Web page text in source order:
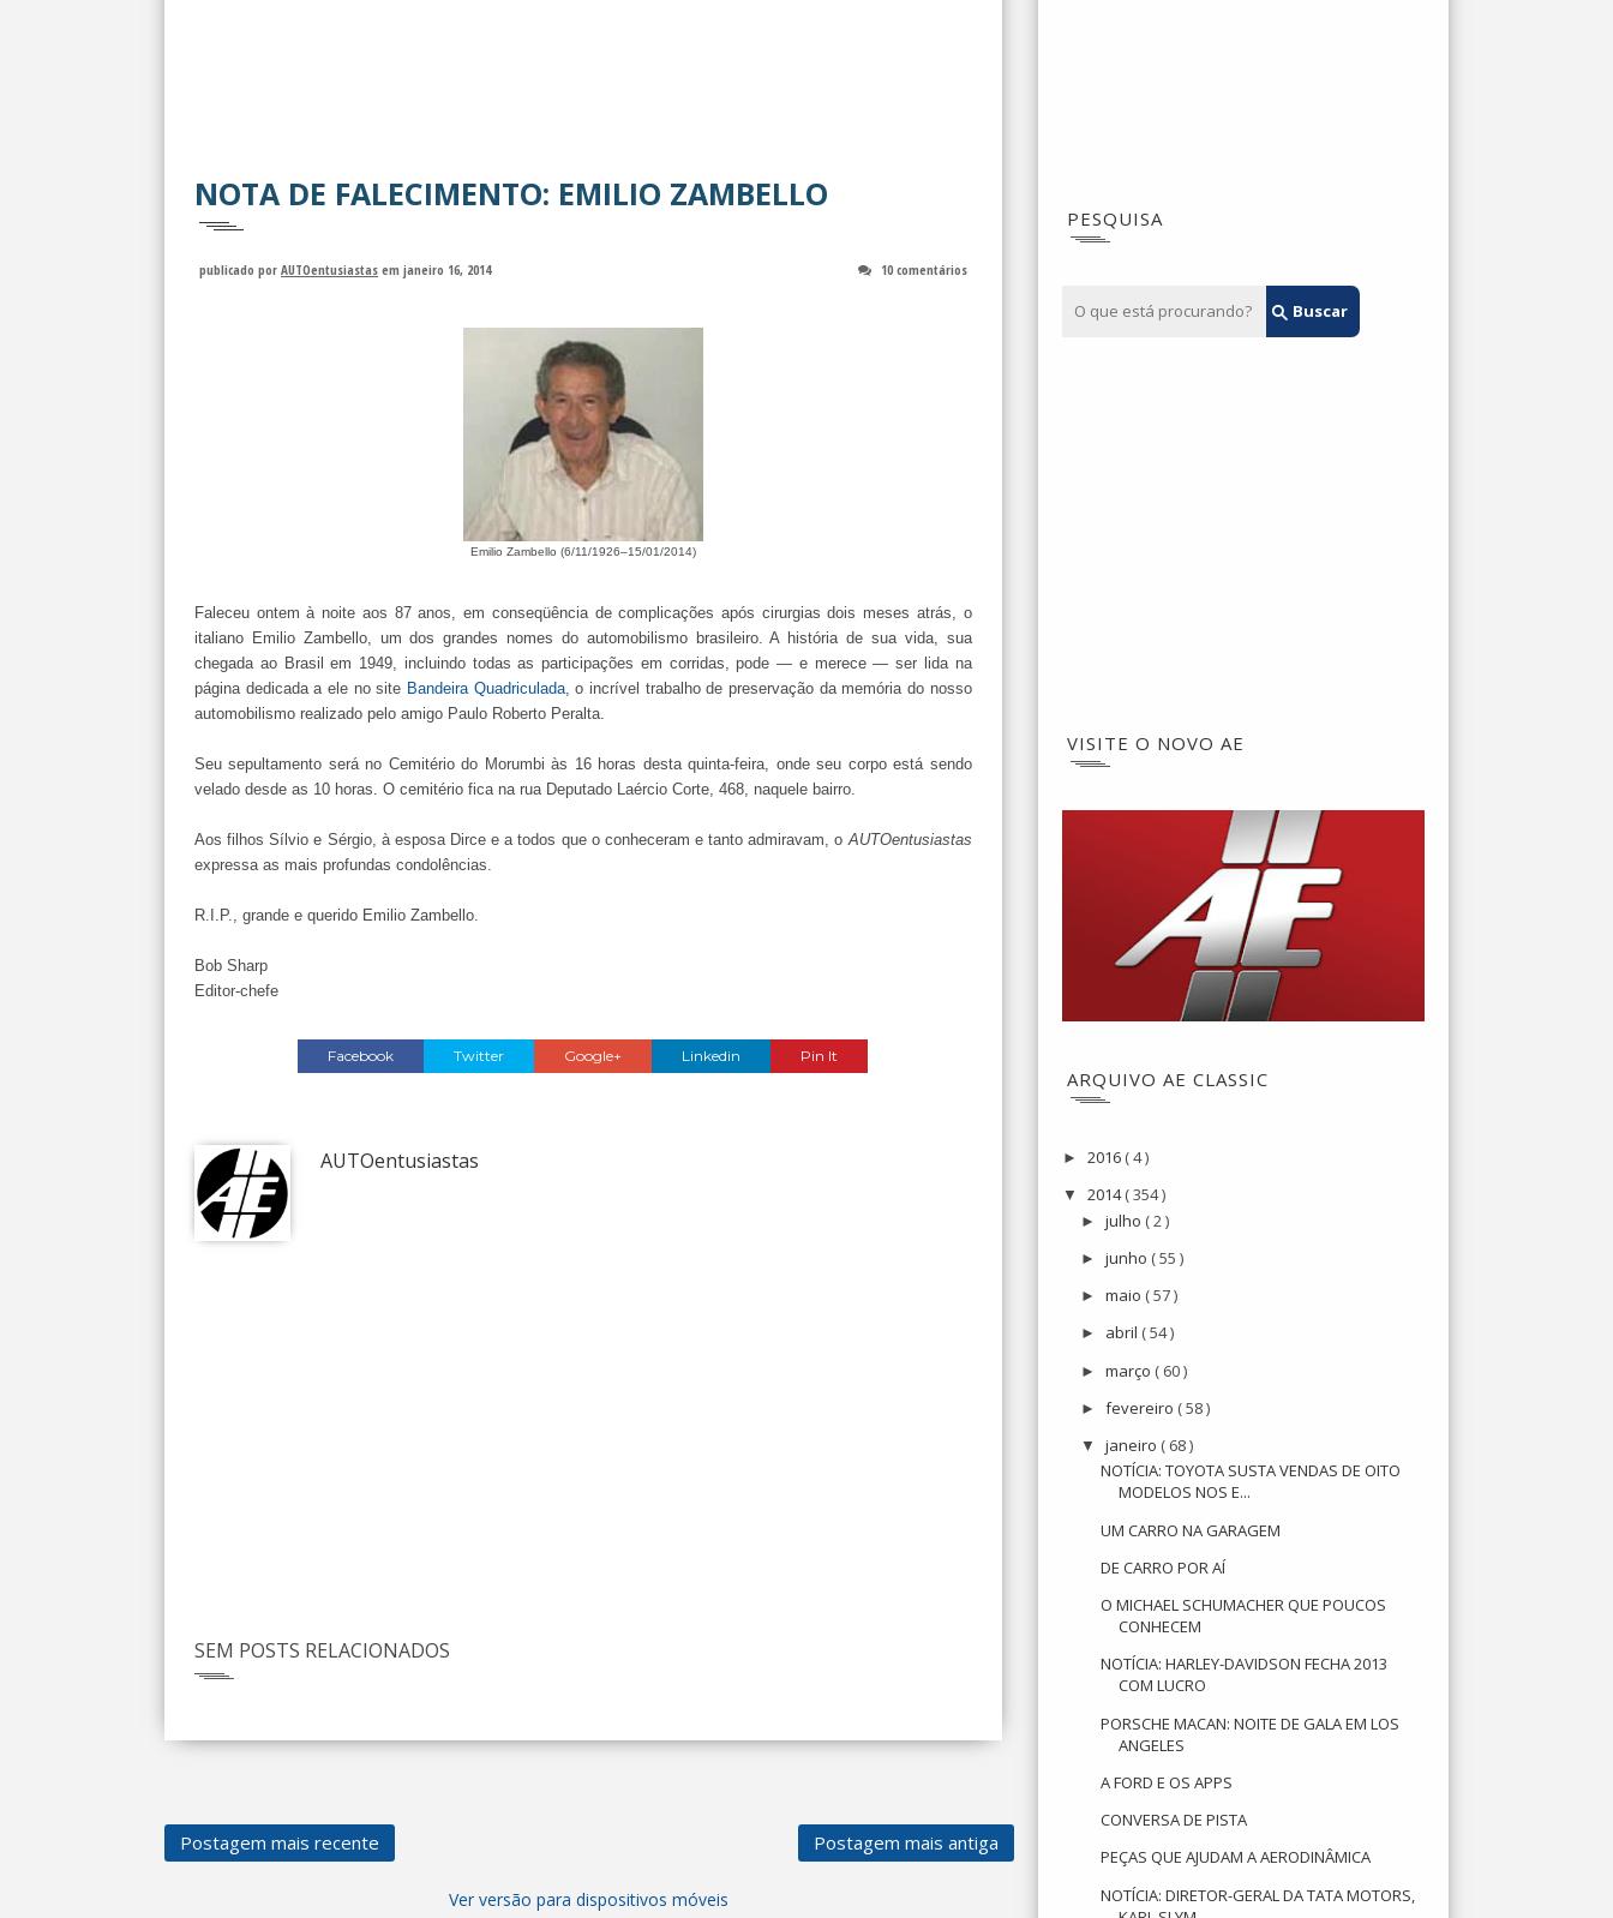
NOTA DE FALECIMENTO: EMILIO ZAMBELLO
publicado por AUTOentusiastas em janeiro 16, 2014 10 comentários
Emilio Zambello (6/11/1926–15/01/2014)
Faleceu ontem à noite aos 87 anos, em conseqüência de complicações após cirurgias dois meses atrás, o
italiano Emilio Zambello, um dos grandes nomes do automobilismo brasileiro. A história de sua vida, sua
chegada ao Brasil em 1949, incluindo todas as participações em corridas, pode — e merece — ser lida na
página dedicada a ele no site Bandeira Quadriculada, o incrível trabalho de preservação da memória do nosso
automobilismo realizado pelo amigo Paulo Roberto Peralta.
Seu sepultamento será no Cemitério do Morumbi às 16 horas desta quinta-feira, onde seu corpo está sendo
velado desde as 10 horas. O cemitério fica na rua Deputado Laércio Corte, 468, naquele bairro.
Aos filhos Sílvio e Sérgio, à esposa Dirce e a todos que o conheceram e tanto admiravam, o AUTOentusiastas
expressa as mais profundas condolências.
R.I.P., grande e querido Emilio Zambello.
Bob Sharp
Editor-chefe
Facebook Twitter Google+ Linkedin Pin It
AUTOentusiastas
SEM POSTS RELACIONADOS
Postagem mais recente Postagem mais antiga
Ver versão para dispositivos móveis
PESQUISA
VISITE O NOVO AE
ARQUIVO AE CLASSIC
► 2016 ( 4 )
▼ 2014( 354 )
►julho ( 2 )
►junho ( 55 )
►maio ( 57 )
► abril ( 54 )
►março ( 60 )
►fevereiro ( 58 )
▼janeiro ( 68 )
NOTÍCIA: TOYOTA SUSTA VENDAS DE OITO
MODELOS NOS E...
UM CARRO NA GARAGEM
DE CARRO POR AÍ
O MICHAEL SCHUMACHER QUE POUCOS
CONHECEM
NOTÍCIA: HARLEY-DAVIDSON FECHA 2013
COM LUCRO
PORSCHE MACAN: NOITE DE GALA EM LOS
ANGELES
A FORD E OS APPS
CONVERSA DE PISTA
PEÇAS QUE AJUDAM A AERODINÂMICA
NOTÍCIA: DIRETOR-GERAL DA TATA MOTORS,